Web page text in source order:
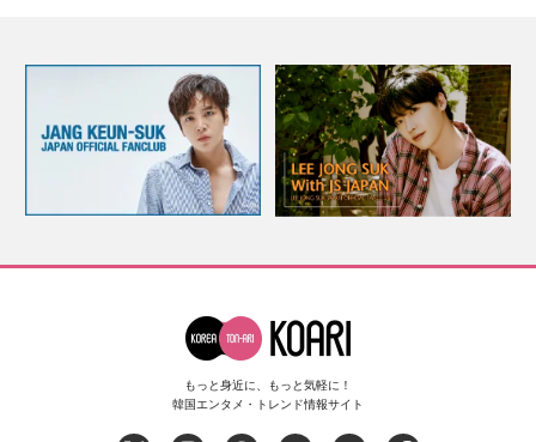
もっと身近に、もっと気軽に！
韓国エンタメ・トレンド情報サイト